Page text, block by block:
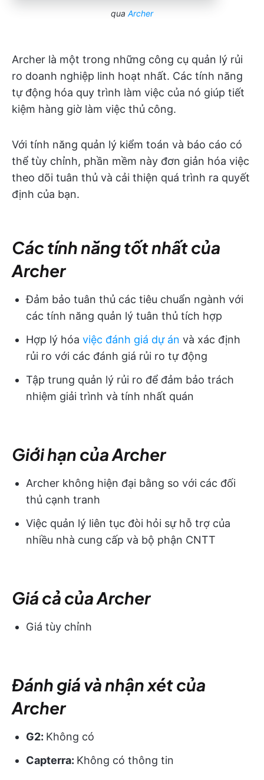
qua Archer
Archer là một trong những công cụ quản lý rủi
ro doanh nghiệp linh hoạt nhất. Các tính năng
tự động hóa quy trình làm việc của nó giúp tiết
kiệm hàng giờ làm việc thủ công.
Với tính năng quản lý kiểm toán và báo cáo có
thể tùy chỉnh, phần mềm này đơn giản hóa việc
theo dõi tuân thủ và cải thiện quá trình ra quyết
định của bạn.
Các tính năng tốt nhất của
Archer
Đảm bảo tuân thủ các tiêu chuẩn ngành với
các tính năng quản lý tuân thủ tích hợp
Hợp lý hóa việc đánh giá dự án và xác định
rủi ro với các đánh giá rủi ro tự động
Tập trung quản lý rủi ro để đảm bảo trách
nhiệm giải trình và tính nhất quán
Giới hạn của Archer
Archer không hiện đại bằng so với các đối
thủ cạnh tranh
Việc quản lý liên tục đòi hỏi sự hỗ trợ của
nhiều nhà cung cấp và bộ phận CNTT
Giá cả của Archer
Giá tùy chỉnh
Đánh giá và nhận xét của
Archer
G2: Không có
Capterra: Không có thông tin